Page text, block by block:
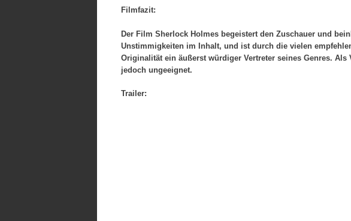
Filmfazit:
Der Film Sherlock Holmes begeistert den Zuschauer und
Unstimmigkeiten im Inhalt, und ist durch die vielen
Originalität ein äußerst würdiger Vertreter seines Genres.
jedoch ungeeignet.
Trailer: